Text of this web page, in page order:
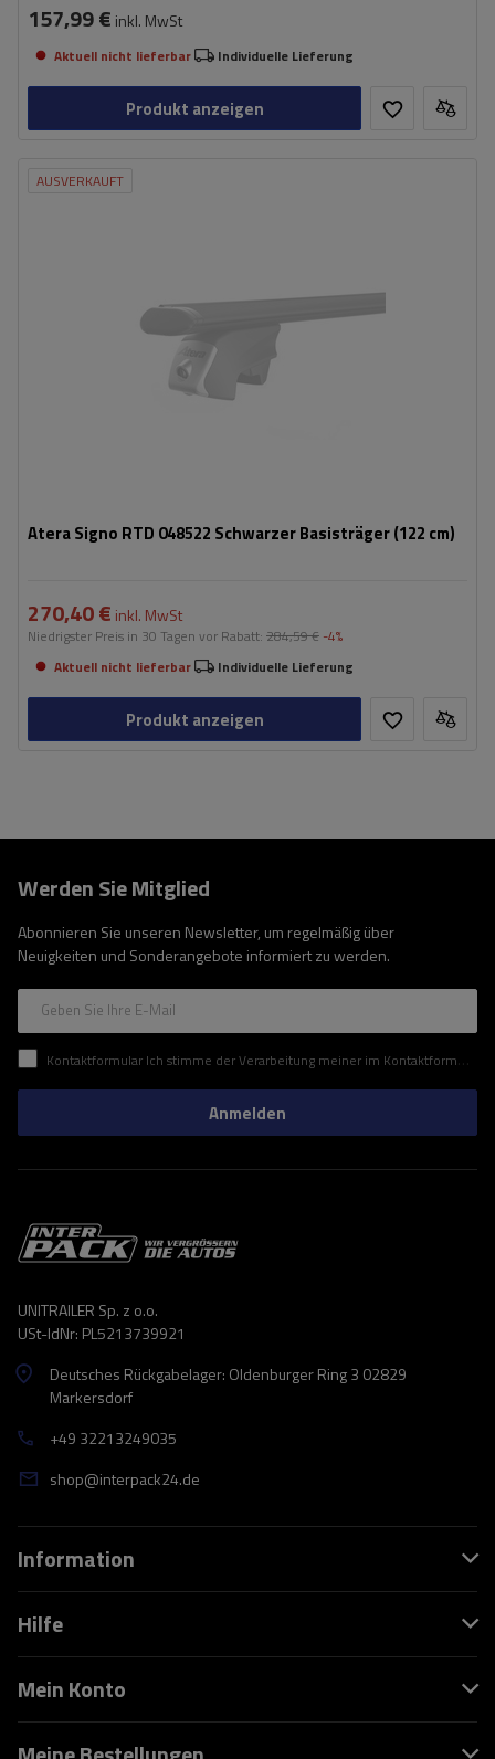
157,99 € inkl. MwSt
Aktuell nicht lieferbar Individuelle Lieferung
Produkt anzeigen
AUSVERKAUFT
Atera Signo RTD 048522 Schwarzer Basisträger (122 cm)
270,40 € inkl. MwSt
Niedrigster Preis in 30 Tagen vor Rabatt: 284,59 € -4%
Aktuell nicht lieferbar
Individuelle Lieferung
Produkt anzeigen
Werden Sie Mitglied
Abonnieren Sie unseren Newsletter, um regelmäßig über
Neuigkeiten und Sonderangebote informiert zu werden.
Geben Sie Ihre E-Mail
Kontaktformular Ich stimme der Verarbeitung meiner im Kontaktformular enthaltenen personenbezogenen Daten gemäß der Verordnung (EU) des Europäischen Parlaments und des Rates zu.
Anmelden
UNITRAILER Sp. z o.o.
USt-IdNr: PL5213739921
Deutsches Rückgabelager: Oldenburger Ring 3 02829
Markersdorf
+49 32213249035
shop@interpack24.de
Information
Hilfe
Mein Konto